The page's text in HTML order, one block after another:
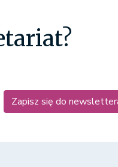
Zapisz się do